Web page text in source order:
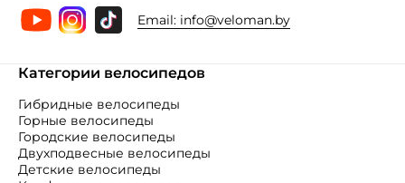
Email: info@veloman.by
Категории велосипедов
Гибридные велосипеды
Горные велосипеды
Городские велосипеды
Двухподвесные велосипеды
Детские велосипеды